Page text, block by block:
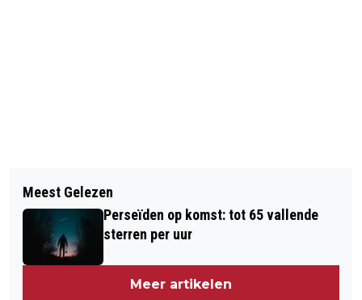
ALZHEIMERCAFÉ OVERBETUWE:
VEILIG ONLINE EN VEILIG ONTMOETEN
FRIS EN WISSELVALLIG WEER
KOMENDE WEEK EN MET
HEMELVAART
Meest Gelezen
Perseïden op komst: tot 65 vallende
sterren per uur
Meer artikelen